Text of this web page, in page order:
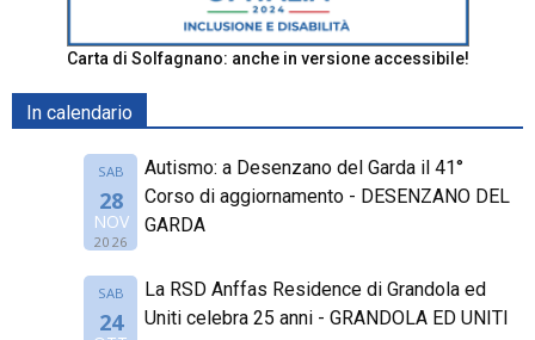
Carta di Solfagnano: anche in versione accessibile!
In calendario
SAB
28
NOV
2026
Autismo: a Desenzano del Garda il 41°
Corso di aggiornamento - DESENZANO DEL
GARDA
SAB
24
La RSD Anffas Residence di Grandola ed
Uniti celebra 25 anni - GRANDOLA ED UNITI